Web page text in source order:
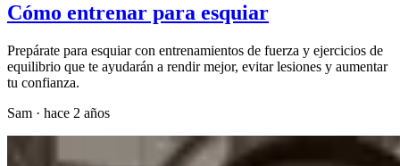
Cómo entrenar para esquiar
Prepárate para esquiar con entrenamientos de fuerza y ejercicios de
equilibrio que te ayudarán a rendir mejor, evitar lesiones y aumentar
tu confianza.
Sam · hace 2 años